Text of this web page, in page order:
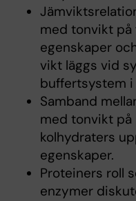
med tonvikt
egenskaper
vikt läggs vid
buffertsystem i
Samband
med tonvikt
kolhydraters
egenskaper.
Proteiners roll
enzymer